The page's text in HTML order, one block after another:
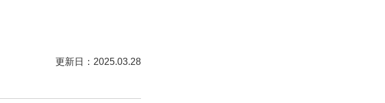
更新日：2025.03.28